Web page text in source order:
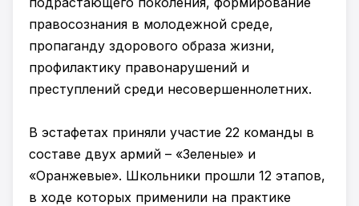
правосознания в молодежной среде,
пропаганду здорового образа жизни,
профилактику правонарушений и
преступлений среди несовершеннолетних.
В эстафетах приняли участие 22 команды в
составе двух армий – «Зеленые» и
«Оранжевые». Школьники прошли 12 этапов,
в ходе которых применили на практике